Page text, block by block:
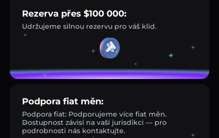
Rezerva přes $100 000:
Udržujeme silnou rezervu pro váš klid.
Podpora fiat měn:
Podpora fiat: Podporujeme více fiat měn.
Dostupnost závisí na vaší jurisdikci — pro
podrobnosti nás kontaktujte.